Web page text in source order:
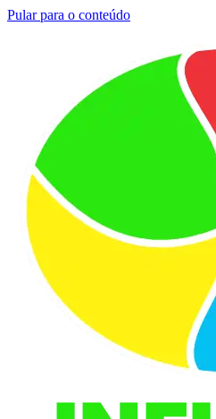
Pular para o conteúdo